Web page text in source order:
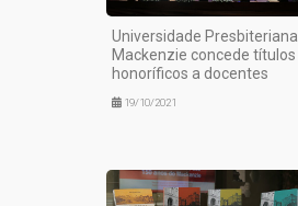
Universidade Presbiteriana
Mackenzie concede títulos
honoríficos a docentes
19/10/2021